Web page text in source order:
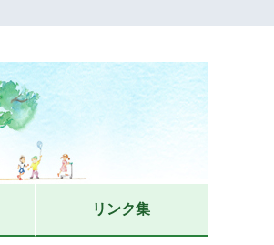
リンク集